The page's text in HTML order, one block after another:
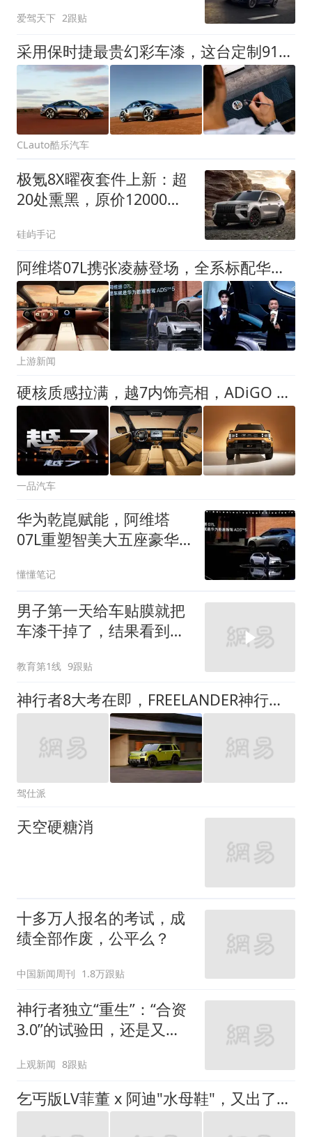
爱驾天下 2跟贴
采用保时捷最贵幻彩车漆，这台定制911 Turbo S Land Down Under细节满满 | 酷乐汽车
CLauto酷乐汽车
极氪8X曜夜套件上新：超
20处熏黑，原价12000元
硅屿手记
阿维塔07L携张凌赫登场，全系标配华为ADS 5智驾，上市价22.99万元起
上游新闻
硬核质感拉满，越7内饰亮相，ADiGO 7.0打造沉浸式座舱体验
一品汽车
华为乾崑赋能，阿维塔
07L重塑智美大五座豪华
懂懂笔记
男子第一天给车贴膜就把
车漆干掉了，结果看到车
教育第1线 9跟贴
神行者8大考在即，FREELANDER神行者究竟在下一盘什么棋？
驾仕派
天空硬糖消
十多万人报名的考试，成
绩全部作废，公平么？
中国新闻周刊 1.8万跟贴
神行者独立“重生”：“合资
3.0”的试验田，还是又一
上观新闻 8跟贴
乞丐版LV菲董 x 阿迪"水母鞋"，又出了一双新配色！